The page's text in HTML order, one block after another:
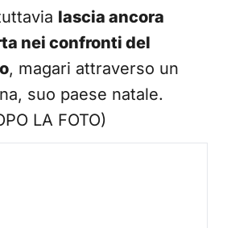
lascia ancora
nei confronti del
, magari attraverso un
suo paese natale.
LA FOTO)